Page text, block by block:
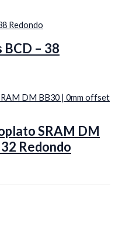
– 38
SRAM DM
Redondo